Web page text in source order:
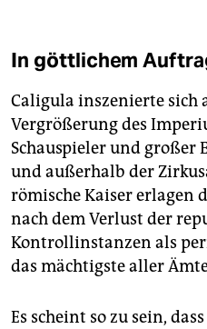
In göttlichem
Caligula inszenierte sich
Vergrößerung des
Schauspieler und
und außerhalb der
römische Kaiser erlagen
nach dem Verlust der
Kontrollinstanzen als
das mächtigste aller
Es scheint so zu sein,